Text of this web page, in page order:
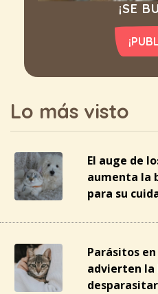
¡SE
Lo más visto
El auge de
aumenta la
para su
Parásitos
advierten la